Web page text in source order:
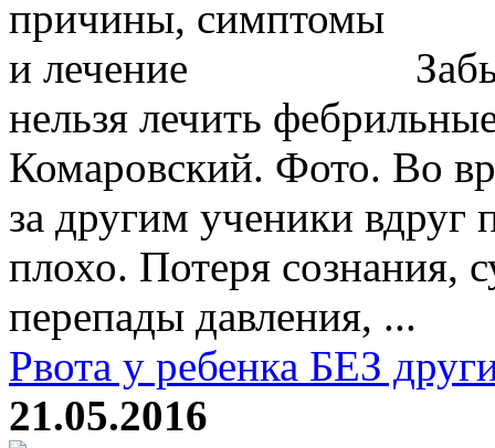
нельзя лечить
Комаровский. Фото. Во
за другим ученики вдруг
плохо. Потеря сознания,
перепады давления, ...
Рвота у ребенка БЕЗ
21.05.2016